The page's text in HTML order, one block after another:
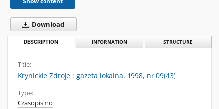
Download
DESCRIPTION INFORMATION STRUCTURE
Title:
Krynickie Zdroje : gazeta lokalna. 1998, nr 09(43)
Type:
Czasopismo